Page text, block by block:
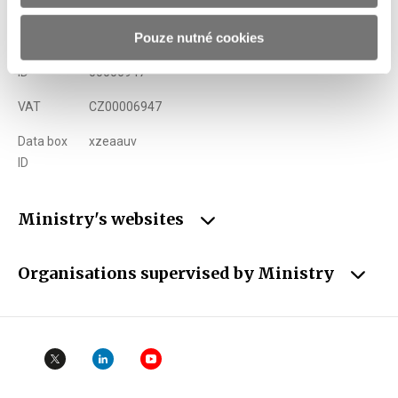
Pouze nutné cookies
podatelna@mf.gov.cz
ID 00006947
VAT CZ00006947
Data box
ID
xzeaauv
Ministry's websites
Organisations supervised by Ministry